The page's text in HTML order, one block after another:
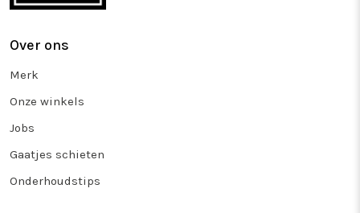
Over ons
Merk
Onze winkels
Jobs
Gaatjes schieten
Onderhoudstips